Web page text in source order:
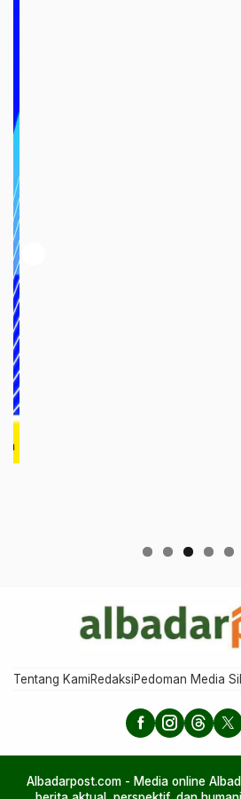
Tentang KamiRedaksiPedoman Media
Albadarpost.com - Media online